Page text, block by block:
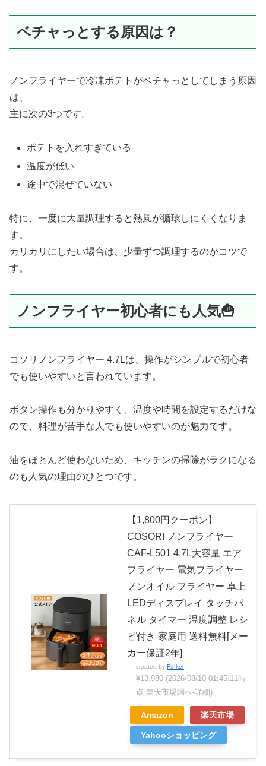
ベチャっとする原因は？
ノンフライヤーで冷凍ポテトがベチャっとしてしまう原因
は、
主に次の3つです。
ポテトを入れすぎている
温度が低い
途中で混ぜていない
特に、一度に大量調理すると熱風が循環しにくくなりま
す。
カリカリにしたい場合は、少量ずつ調理するのがコツで
す。
ノンフライヤー初心者にも人気🍟
コソリノンフライヤー 4.7Lは、操作がシンプルで初心者
でも使いやすいと言われています。
ボタン操作も分かりやすく、温度や時間を設定するだけな
ので、料理が苦手な人でも使いやすいのが魅力です。
油をほとんど使わないため、キッチンの掃除がラクになる
のも人気の理由のひとつです。
【1,800円クーポン】
COSORI ノンフライヤー
CAF-L501 4.7L大容量 エア
フライヤー 電気フライヤー
ノンオイル フライヤー 卓上
LEDディスプレイ タッチパ
ネル タイマー 温度調整 レシ
ピ付き 家庭用 送料無料[メー
カー保証2年]
created by Rinker
¥13,980 (2026/08/10 01:45:11時
点 楽天市場調べ-詳細)
Amazon 楽天市場
Yahooショッピング